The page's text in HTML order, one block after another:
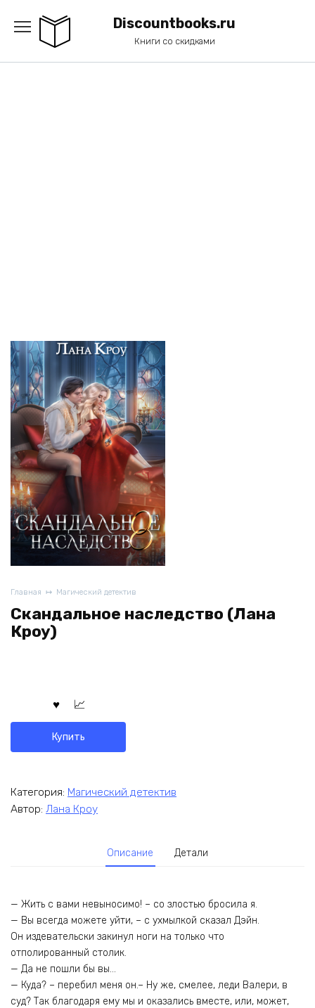
содержанию
Discountbooks.ru
Книги со скидками
Главная Магический детектив
Скандальное наследство (Лана
Кроу)
Купить
Категория: Магический детектив
Автор: Лана Кроу
Описание Детали
— Жить с вами невыносимо! – со злостью бросила я.
— Вы всегда можете уйти, – с ухмылкой сказал Дэйн.
Он издевательски закинул ноги на только что
отполированный столик.
— Да не пошли бы вы…
— Куда? – перебил меня он.– Ну же, смелее, леди Валери, в
суд? Так благодаря ему мы и оказались вместе, или, может,